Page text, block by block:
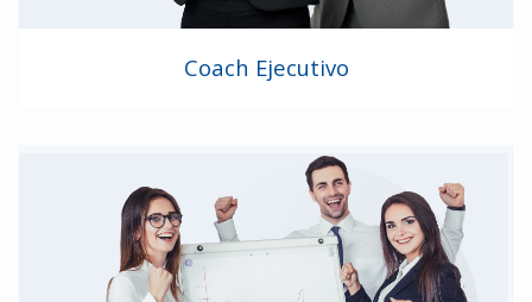
Coach Ejecutivo